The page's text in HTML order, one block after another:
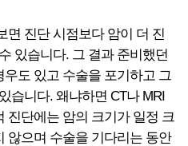
면 진단 시점보다 암이 더 진
있습니다. 그 결과 준비했던
도 있고 수술을 포기하고 그
습니다. 왜냐하면 CT나 MRI
진단에는 암의 크기가 일정 크
않으며 수술을 기다리는 동안